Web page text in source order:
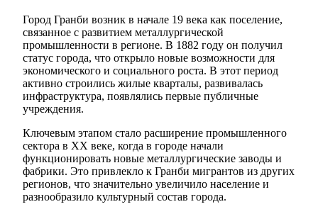
Город Гранби возник в начале 19 века как поселение,
связанное с развитием металлургической
промышленности в регионе. В 1882 году он получил
статус города, что открыло новые возможности для
экономического и социального роста. В этот период
активно строились жилые кварталы, развивалась
инфраструктура, появлялись первые публичные
учреждения.
Ключевым этапом стало расширение промышленного
сектора в XX веке, когда в городе начали
функционировать новые металлургические заводы и
фабрики. Это привлекло к Гранби мигрантов из других
регионов, что значительно увеличило население и
разнообразило культурный состав города.